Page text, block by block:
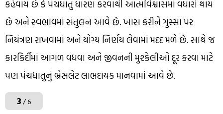
કહેવાય છે કે પંચધાતુ ધારણ કરવાથી આત્મવિશ્વાસમાં વધારો થાય
છે અને સ્વભાવમાં સંતુલન આવે છે. ખાસ કરીને ગુસ્સા પર
નિયંત્રણ રાખવામાં અને યોગ્ય નિર્ણય લેવામાં મદદ મળે છે. સાથે જ
કારકિર્દીમાં આગળ વધવા અને જીવનની મુશ્કેલીઓ દૂર કરવા માટે
પણ પંચધાતુનું બ્રેસલેટ લાભદાયક માનવામાં આવે છે.
3/ 6